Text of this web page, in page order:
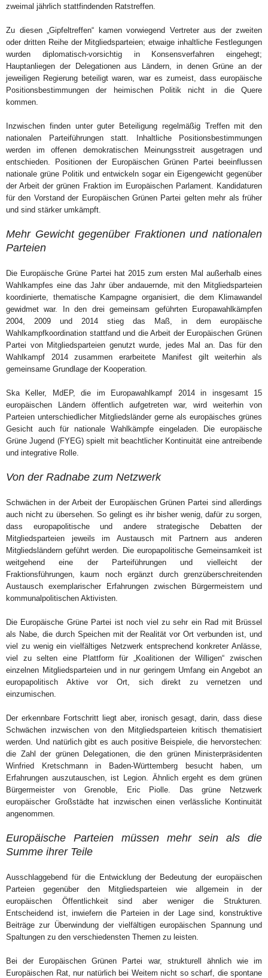
zweimal jährlich stattfindenden Ratstreffen.
Zu diesen „Gipfeltreffen“ kamen vorwiegend Vertreter aus der zweiten
oder dritten Reihe der Mitgliedsparteien; etwaige inhaltliche Festlegungen
wurden diplomatisch-vorsichtig in Konsensverfahren eingehegt;
Hauptanliegen der Delegationen aus Ländern, in denen Grüne an der
jeweiligen Regierung beteiligt waren, war es zumeist, dass europäische
Positionsbestimmungen der heimischen Politik nicht in die Quere
kommen.
Inzwischen finden unter guter Beteiligung regelmäßig Treffen mit den
nationalen Parteiführungen statt. Inhaltliche Positionsbestimmungen
werden im offenen demokratischen Meinungsstreit ausgetragen und
entschieden. Positionen der Europäischen Grünen Partei beeinflussen
nationale grüne Politik und entwickeln sogar ein Eigengewicht gegenüber
der Arbeit der grünen Fraktion im Europäischen Parlament. Kandidaturen
für den Vorstand der Europäischen Grünen Partei gelten mehr als früher
und sind stärker umkämpft.
Mehr Gewicht gegenüber Fraktionen und nationalen
Parteien
Die Europäische Grüne Partei hat 2015 zum ersten Mal außerhalb eines
Wahlkampfes eine das Jahr über andauernde, mit den Mitgliedsparteien
koordinierte, thematische Kampagne organisiert, die dem Klimawandel
gewidmet war. In den drei gemeinsam geführten Europawahlkämpfen
2004, 2009 und 2014 stieg das Maß, in dem europäische
Wahlkampfkoordination stattfand und die Arbeit der Europäischen Grünen
Partei von Mitgliedsparteien genutzt wurde, jedes Mal an. Das für den
Wahlkampf 2014 zusammen erarbeitete Manifest gilt weiterhin als
gemeinsame Grundlage der Kooperation.
Ska Keller, MdEP, die im Europawahlkampf 2014 in insgesamt 15
europäischen Ländern öffentlich aufgetreten war, wird weiterhin von
Parteien unterschiedlicher Mitgliedsländer gerne als europäisches grünes
Gesicht auch für nationale Wahlkämpfe eingeladen. Die europäische
Grüne Jugend (FYEG) spielt mit beachtlicher Kontinuität eine antreibende
und integrative Rolle.
Von der Radnabe zum Netzwerk
Schwächen in der Arbeit der Europäischen Grünen Partei sind allerdings
auch nicht zu übersehen. So gelingt es ihr bisher wenig, dafür zu sorgen,
dass europapolitische und andere strategische Debatten der
Mitgliedsparteien jeweils im Austausch mit Partnern aus anderen
Mitgliedsländern geführt werden. Die europapolitische Gemeinsamkeit ist
weitgehend eine der Parteiführungen und vielleicht der
Fraktionsführungen, kaum noch ergänzt durch grenzüberschreitenden
Austausch exemplarischer Erfahrungen zwischen Bürgermeistern und
kommunalpolitischen Aktivisten.
Die Europäische Grüne Partei ist noch viel zu sehr ein Rad mit Brüssel
als Nabe, die durch Speichen mit der Realität vor Ort verbunden ist, und
viel zu wenig ein vielfältiges Netzwerk entsprechend konkreter Anlässe,
viel zu selten eine Plattform für „Koalitionen der Willigen“ zwischen
einzelnen Mitgliedsparteien und in nur geringem Umfang ein Angebot an
europapolitisch Aktive vor Ort, sich direkt zu vernetzen und
einzumischen.
Der erkennbare Fortschritt liegt aber, ironisch gesagt, darin, dass diese
Schwächen inzwischen von den Mitgliedsparteien kritisch thematisiert
werden. Und natürlich gibt es auch positive Beispiele, die hervorstechen:
die Zahl der grünen Delegationen, die den grünen Ministerpräsidenten
Winfried Kretschmann in Baden-Württemberg besucht haben, um
Erfahrungen auszutauschen, ist Legion. Ähnlich ergeht es dem grünen
Bürgermeister von Grenoble, Eric Piolle. Das grüne Netzwerk
europäischer Großstädte hat inzwischen einen verlässliche Kontinuität
angenommen.
Europäische Parteien müssen mehrseinals die
Summe ihrer Teile
Ausschlaggebend für die Entwicklung der Bedeutung der europäischen
Parteien gegenüber den Mitgliedsparteien wie allgemein in der
europäischen Öffentlichkeit sind aber weniger die Strukturen.
Entscheidend ist, inwiefern die Parteien in der Lage sind, konstruktive
Beiträge zur Überwindung der vielfältigen europäischen Spannung und
Spaltungen zu den verschiedensten Themen zu leisten.
Bei der Europäischen Grünen Partei war, strukturell ähnlich wie im
Europäischen Rat, nur natürlich bei Weitem nicht so scharf, die spontane